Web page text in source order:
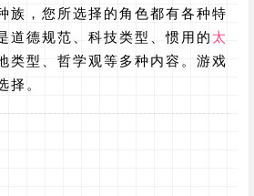
族，您所选择的角色都有各种特
道德规范、科技类型、惯用的 太
类型、哲学观等多种内容。游戏
择。